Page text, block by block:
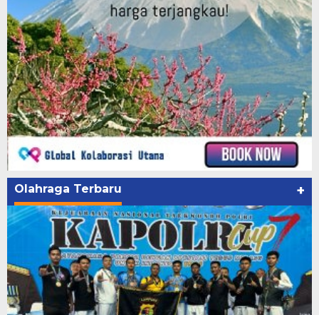
Olahraga Terbaru +